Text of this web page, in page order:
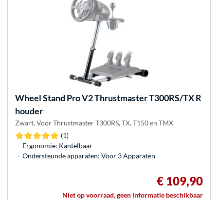
Wheel Stand ProV2 Thrustmaster T300RS/TX R
houder
Zwart, Voor Thrustmaster T300RS, TX, T150 en TMX
(1)
Ergonomie: Kantelbaar
Ondersteunde apparaten: Voor 3 Apparaten
€ 109,90
Niet op voorraad, geen informatie beschikbaar